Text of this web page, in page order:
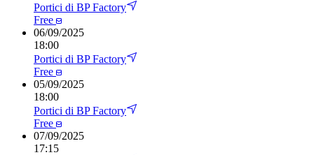
Portici di BP Factory
Free
06/09/2025
18:00
Portici di BP Factory
Free
05/09/2025
18:00
Portici di BP Factory
Free
07/09/2025
17:15